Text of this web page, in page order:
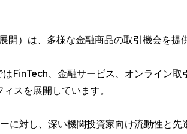
）は、多様な金融商品の取引機会を提
FinTech、金融サービス、オンライン取
スを展開しています。
に対し、深い機関投資家向け流動性と